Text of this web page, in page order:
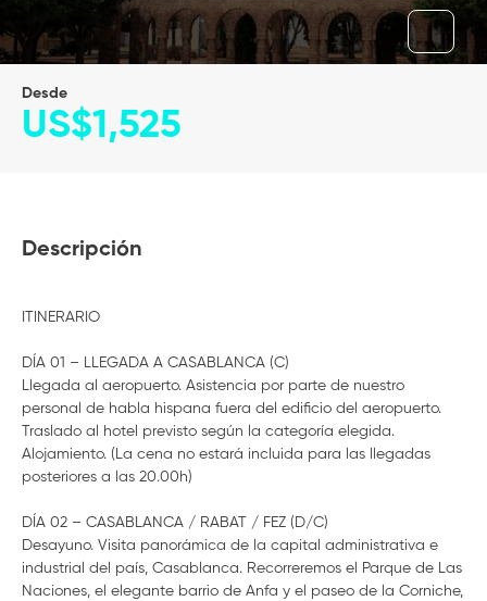
Desde
US$1,525
Descripción
ITINERARIO
DÍA 01 – LLEGADA A CASABLANCA (C)
Llegada al aeropuerto. Asistencia por parte de nuestro
personal de habla hispana fuera del edificio del aeropuerto.
Traslado al hotel previsto según la categoría elegida.
Alojamiento. (La cena no estará incluida para las llegadas
posteriores a las 20.00h)
DÍA 02 – CASABLANCA / RABAT / FEZ (D/C)
Desayuno. Visita panorámica de la capital administrativa e
industrial del país, Casablanca. Recorreremos el Parque de Las
Naciones, el elegante barrio de Anfa y el paseo de la Corniche,